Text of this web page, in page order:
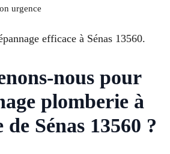
urgence
efficace à Sénas 13560.
nous pour
plomberie à
Sénas 13560 ?